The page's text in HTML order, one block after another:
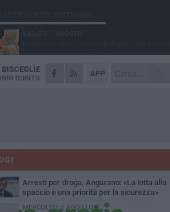
APP
BISCEGLIE
QUINTO
dei carabinieri a Bisceglie
MARTEDÌ 4 AGOSTO
Emergenza caldo, il Comune di Bisceglie
Due auto incendiate nella notte in via Dieta
SABATO 1 AGOSTO
Arresti per droga, Angarano: «La lotta allo
spaccio è una priorità per la sicurezza»
MERCOLEDÌ 5 AGOSTO